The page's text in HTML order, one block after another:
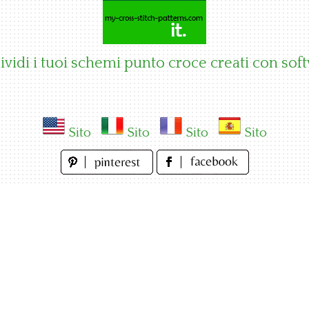
i tuoi schemi punto croce creati con
Sito Sito Sito Sito